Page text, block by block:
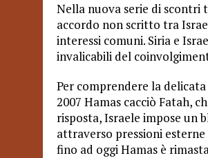
Nella nuova serie di scontri
accordo non scritto tra
interessi comuni. Siria e
invalicabili del
Per comprendere la
2007 Hamas cacciò Fatah,
risposta, Israele impose un
attraverso pressioni
fino ad oggi Hamas è